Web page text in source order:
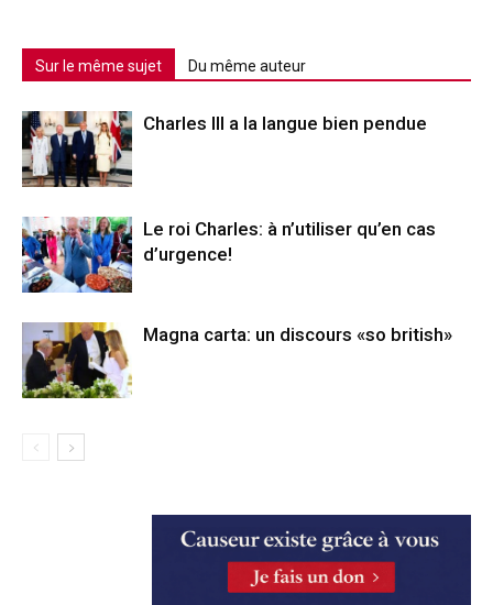
Sur le même sujet Du même auteur
Charles III a la langue bien pendue
Le roi Charles: à n’utiliser qu’en cas
d’urgence!
Magna carta: un discours «so british»